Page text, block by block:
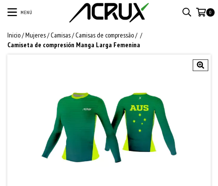
MENÚ 0
Inicio/Mujeres/ Camisas/ Camisas de compressão/ /
Camiseta de compresión Manga Larga Femenina